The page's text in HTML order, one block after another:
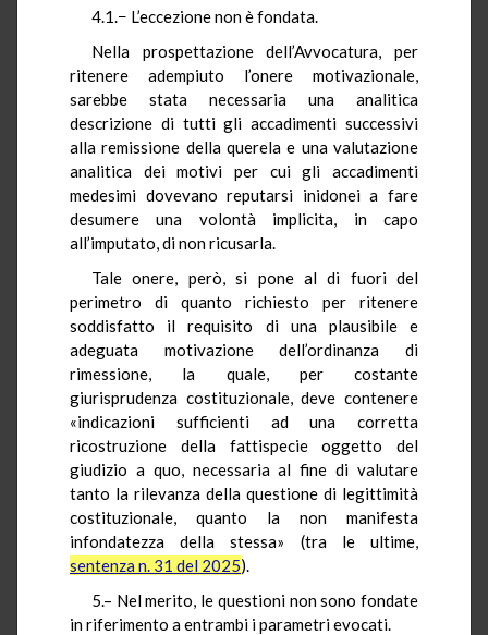
4.1.− L’eccezione non è fondata.
Nella prospettazione dell’Avvocatura, per
ritenere adempiuto l’onere motivazionale,
sarebbe stata necessaria una analitica
descrizione di tutti gli accadimenti successivi
alla remissione della querela e una valutazione
analitica dei motivi per cui gli accadimenti
medesimi dovevano reputarsi inidonei a fare
desumere una volontà implicita, in capo
all’imputato, di non ricusarla.
Tale onere, però, si pone al di fuori del
perimetro di quanto richiesto per ritenere
soddisfatto il requisito di una plausibile e
adeguata motivazione dell’ordinanza di
rimessione, la quale, per costante
giurisprudenza costituzionale, deve contenere
«indicazioni sufficienti ad una corretta
ricostruzione della fattispecie oggetto del
giudizio a quo, necessaria al fine di valutare
tanto la rilevanza della questione di legittimità
costituzionale, quanto la non manifesta
infondatezza della stessa» (tra le ultime,
sentenza n. 31 del 2025).
5.– Nel merito, le questioni non sono fondate
in riferimento a entrambi i parametri evocati.